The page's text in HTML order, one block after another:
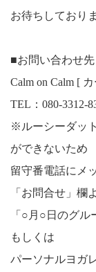
お待ちしており
■お問い合わせ先
Calm on Calm [
TEL：080-3312-
※ルーシーダッ
ができないため
留守番電話にメ
「お問合せ」欄
「○月○日のグル
もしくは
パーソナルヨガ